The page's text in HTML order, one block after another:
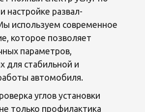
настройке развал-
используем современное
которое позволяет
параметров,
для стабильной и
автомобиля.
углов установки
только профилактика